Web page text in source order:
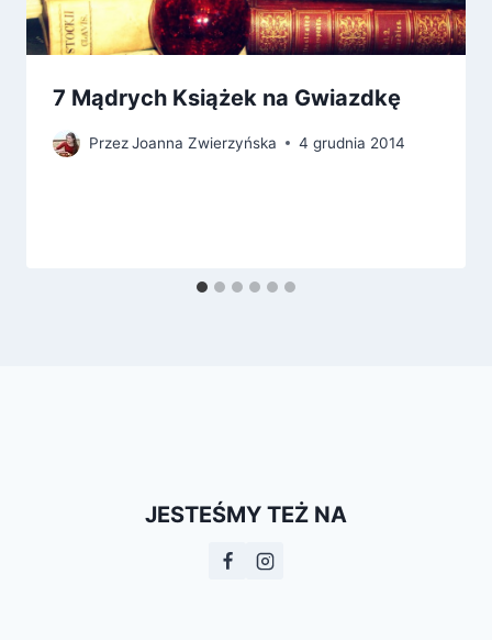
7 Mądrych Książek na Gwiazdkę
PrzezJoanna Zwierzyńska 4 grudnia 2014
JESTEŚMY TEŻ NA